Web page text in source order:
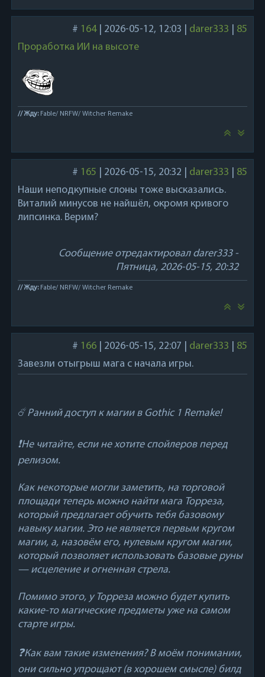
# 164| 2026-05-12, 12:03 darer333
85
Проработка ИИ на высоте
// Жду:Fable/ NRFW/ Witcher Remake
# 165 2026-05-15, 20:32 darer333
85
Наши неподкупные слоны тоже высказались.
Виталий минусов не найшёл, окромя кривого
липсинка. Верим?
Сообщение отредактировал darer333-
Пятница, 2026-05-15, 20:32
// Жду:Fable/ NRFW/ Witcher Remake
# 166| 2026-05-15, 22:07 darer333
85
Завезли отыгрыш мага с начала игры.
☄️Ранний доступ к магии в Gothic 1 Remake!
❗️Не читайте, если не хотите спойлеров перед
релизом.
Как некоторые могли заметить, на торговой
площади теперь можно найти мага Торреза,
который предлагает обучить тебя базовому
навыку магии. Это не является первым кругом
магии, а, назовём его, нулевым кругом магии,
который позволяет использовать базовые руны
— исцеление и огненная стрела.
Помимо этого, у Торреза можно будет купить
какие-то магические предметы уже на самом
старте игры.
❓Как вам такие изменения? В моём понимании,
они сильно упрощают (в хорошем смысле) билд